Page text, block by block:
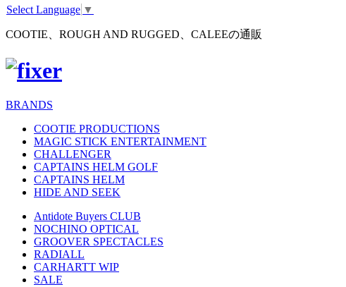
Select Language ▼
COOTIE、ROUGH AND RUGGED、CALEEの通販
BRANDS
COOTIE PRODUCTIONS
MAGIC STICK ENTERTAINMENT
CHALLENGER
CAPTAINS HELM GOLF
CAPTAINS HELM
HIDE AND SEEK
Antidote Buyers CLUB
NOCHINO OPTICAL
GROOVER SPECTACLES
RADIALL
CARHARTT WIP
SALE